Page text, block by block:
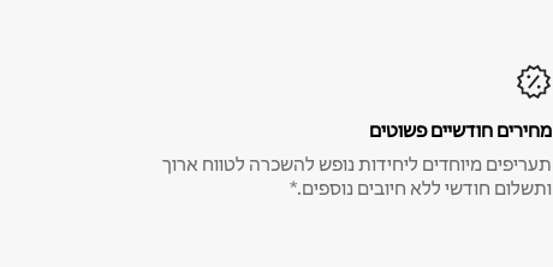
מחירים חודשיים פשוטים
תעריפים מיוחדים ליחידות נופש להשכרה לטווח ארוך
ותשלום חודשי ללא חיובים נוספים.*